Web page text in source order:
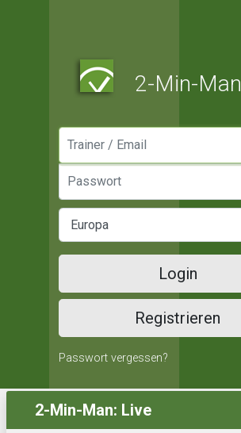
2-Min-Man
Login
Registrieren
Passwort vergessen?
2-Min-Man: Live